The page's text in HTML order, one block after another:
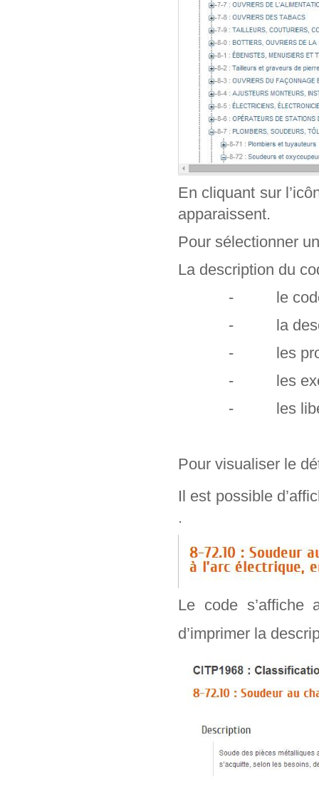
En cliquant sur
apparaissent.
Pour sélectionner
La description du
- le code
- la
- les
- les
- les
Pour visualiser le
Il est possible
.
Le code s’affiche
d’imprimer la